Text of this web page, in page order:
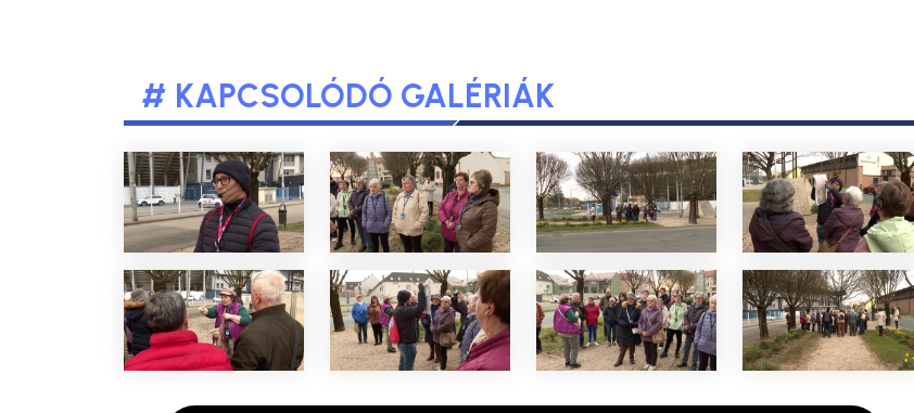
# KAPCSOLÓDÓ GALÉRIÁK